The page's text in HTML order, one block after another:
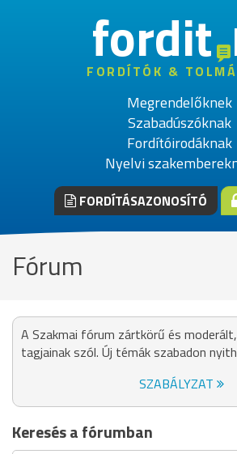
fordit
FORDÍTÓK &
Megrendelőknek
Szabadúszóknak
Fordítóirodáknak
Nyelvi
FORDÍTÁSAZONOSÍTÓ
Fórum
A Szakmai fórum zártkörű és
tagjainak szól. Új témák szabadon
SZABÁLYZAT
Keresés a fórumban